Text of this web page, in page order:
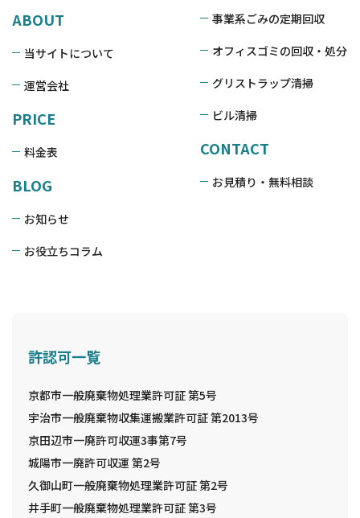
ABOUT
当サイトについて
運営会社
PRICE
料金表
BLOG
お知らせ
お役立ちコラム
事業系ごみの定期回収
オフィスゴミの回収・処分
グリストラップ清掃
ビル清掃
CONTACT
お見積り・無料相談
許認可一覧
京都市一般廃棄物処理業許可証 第5号
宇治市一般廃棄物収集運搬業許可証 第2013号
京田辺市一廃許可収運3事第7号
城陽市一廃許可収運 第2号
久御山町一般廃棄物処理業許可証 第2号
井手町一般廃棄物処理業許可証 第3号